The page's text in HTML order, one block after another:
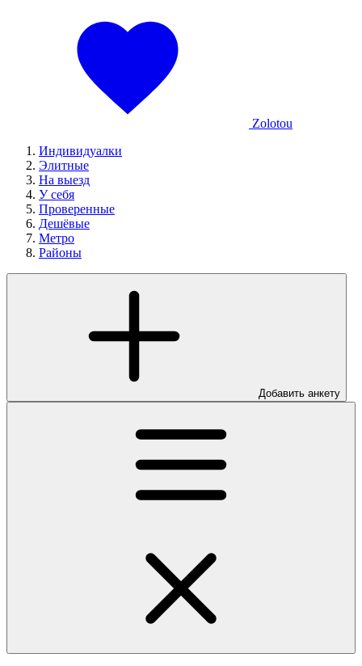
Zolotou
Индивидуалки
Элитные
На выезд
У себя
Проверенные
Дешёвые
Метро
Районы
Добавить анкету